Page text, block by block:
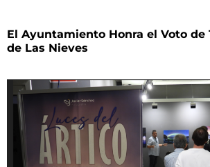
El Ayuntamiento Honra el Voto de
de Las Nieves